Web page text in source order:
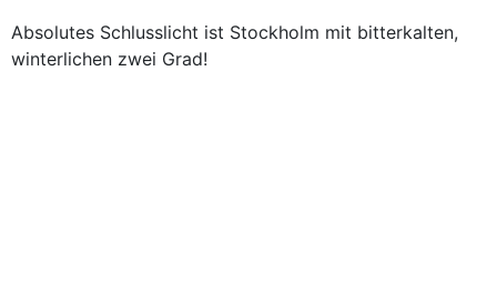
Absolutes Schlusslicht ist Stockholm mit bitterkalten,
winterlichen zwei Grad!